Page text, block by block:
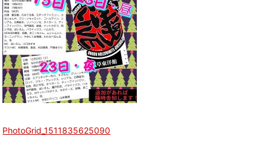
PhotoGrid_1511835625090